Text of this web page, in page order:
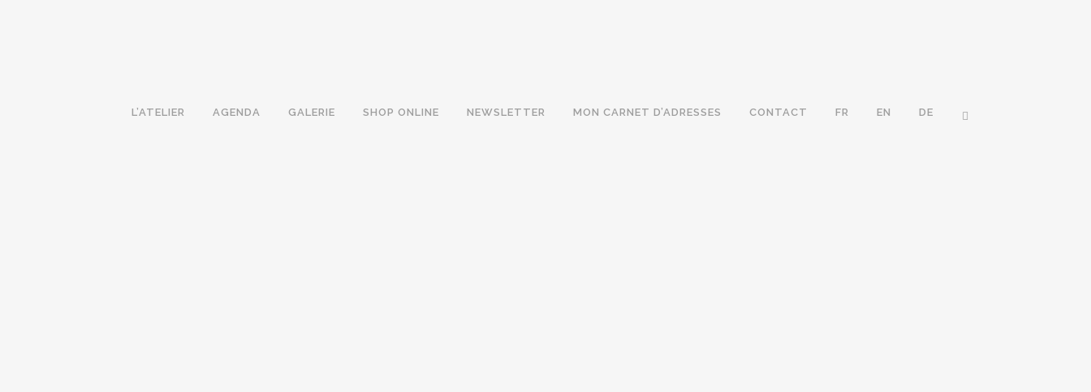
L’ATELIER AGENDA GALERIE SHOP ONLINE NEWSLETTER MON CARNET D’ADRESSES CONTACT FR EN DE